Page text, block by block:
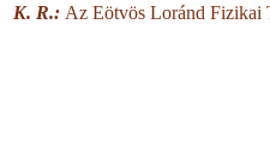
K. R.: Az Eötvös Loránd Fizikai